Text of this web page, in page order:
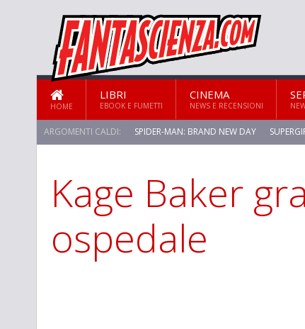
HOME
LIBRI
EBOOK E FUMETTI
CINEMA
NEWS E RECENSIONI
ARGOMENTI CALDI: SPIDER-MAN: BRAND NEW DAY
Kage Baker
ospedale